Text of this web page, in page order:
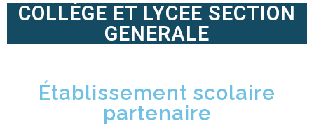
COLLÈGE ET LYCEE SECTION
GENERALE
Établissement scolaire
partenaire